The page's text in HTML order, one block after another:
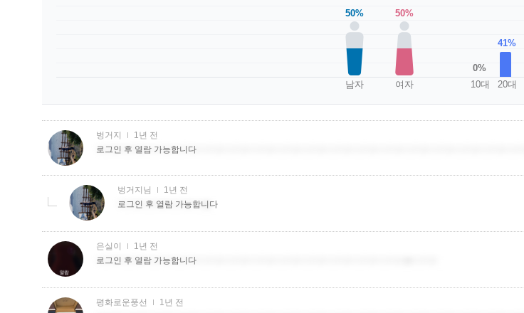
50%
남자
50%
여자
0%
10대
41%
20대